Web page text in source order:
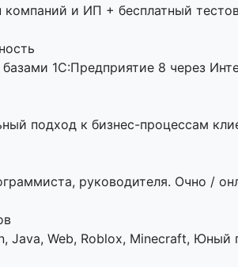
компаний и ИП + бесплатный
1С:Предприятие 8 через
подход к бизнес-процессам
руководителя. Очно /
Web, Roblox, Minecraft, Юный